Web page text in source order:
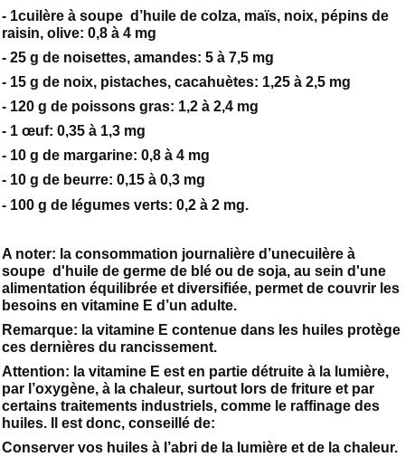
- 1cuilère à soupe d’huile de colza, maïs, noix, pépins de
raisin, olive: 0,8 à 4 mg
- 25 g de noisettes, amandes: 5 à 7,5 mg
- 15 g de noix, pistaches, cacahuètes: 1,25 à 2,5 mg
- 120 g de poissons gras: 1,2 à 2,4 mg
- 1 œuf: 0,35 à 1,3 mg
- 10 g de margarine: 0,8 à 4 mg
- 10 g de beurre: 0,15 à 0,3 mg
- 100 g de légumes verts: 0,2 à 2 mg.
A noter: la consommation journalière d’unecuilère à
soupe d'huile de germe de blé ou de soja, au sein d'une
alimentation équilibrée et diversifiée, permet de couvrir les
besoins en vitamine E d’un adulte.
Remarque: la vitamine E contenue dans les huiles protège
ces dernières du rancissement.
Attention: la vitamine E est en partie détruite à la lumière,
par l’oxygène, à la chaleur, surtout lors de friture et par
certains traitements industriels, comme le raffinage des
huiles. Il est donc, conseillé de:
Conserver vos huiles à l’abri de la lumière et de la chaleur.